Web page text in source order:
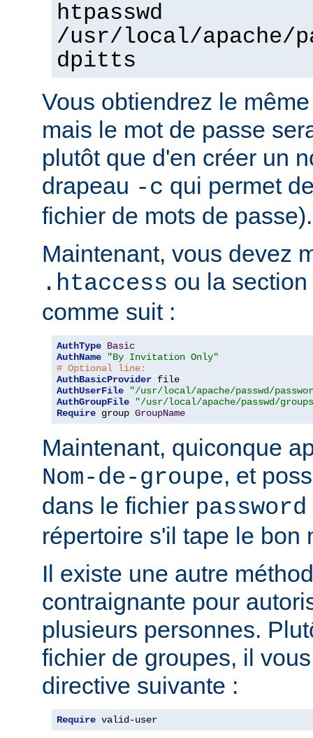
htpasswd
/usr/local/apache/
dpitts
Vous obtiendrez le
mais le mot de passe
plutôt que d'en créer un
drapeau -c qui permet
fichier de mots de
Maintenant, vous devez
.htaccess ou la section
comme suit :
AuthType Basic
AuthName
"By Invitation Only"
# Optional line:
AuthBasicProvider
AuthUserFile
"/usr/local/apache/passwd/
AuthGroupFile
"/usr/local/apache/passwd/
Require group GroupName
Maintenant, quiconque
Nom-de-groupe, et
dans le fichier password
répertoire s'il tape le bon
Il existe une autre
contraignante pour
plusieurs personnes.
fichier de groupes, il
directive suivante :
Require valid-user